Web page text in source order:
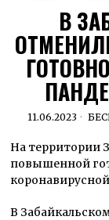
В
11.06.2023
На территории
повышенной
В